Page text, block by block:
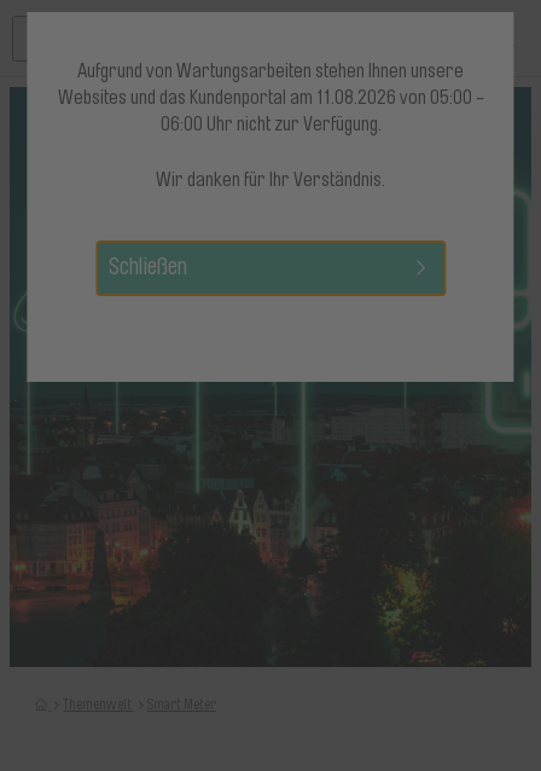
Aufgrund von Wartungsarbeiten stehen Ihnen unsere
Websites und das Kundenportal am 11.08.2026 von 05:00 -
06:00 Uhr nicht zur Verfügung.
Wir danken für Ihr Verständnis.
Schließen